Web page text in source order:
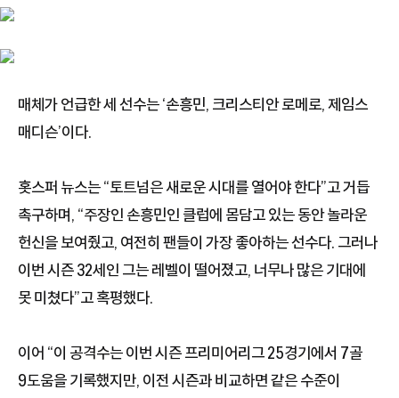
매체가 언급한 세 선수는 ‘손흥민, 크리스티안 로메로, 제임스
매디슨’이다.
홋스퍼 뉴스는 “토트넘은 새로운 시대를 열어야 한다”고 거듭
촉구하며, “주장인 손흥민인 클럽에 몸담고 있는 동안 놀라운
헌신을 보여줬고, 여전히 팬들이 가장 좋아하는 선수다. 그러나
이번 시즌 32세인 그는 레벨이 떨어졌고, 너무나 많은 기대에
못 미쳤다”고 혹평했다.
이어 “이 공격수는 이번 시즌 프리미어리그 25경기에서 7골
9도움을 기록했지만, 이전 시즌과 비교하면 같은 수준이